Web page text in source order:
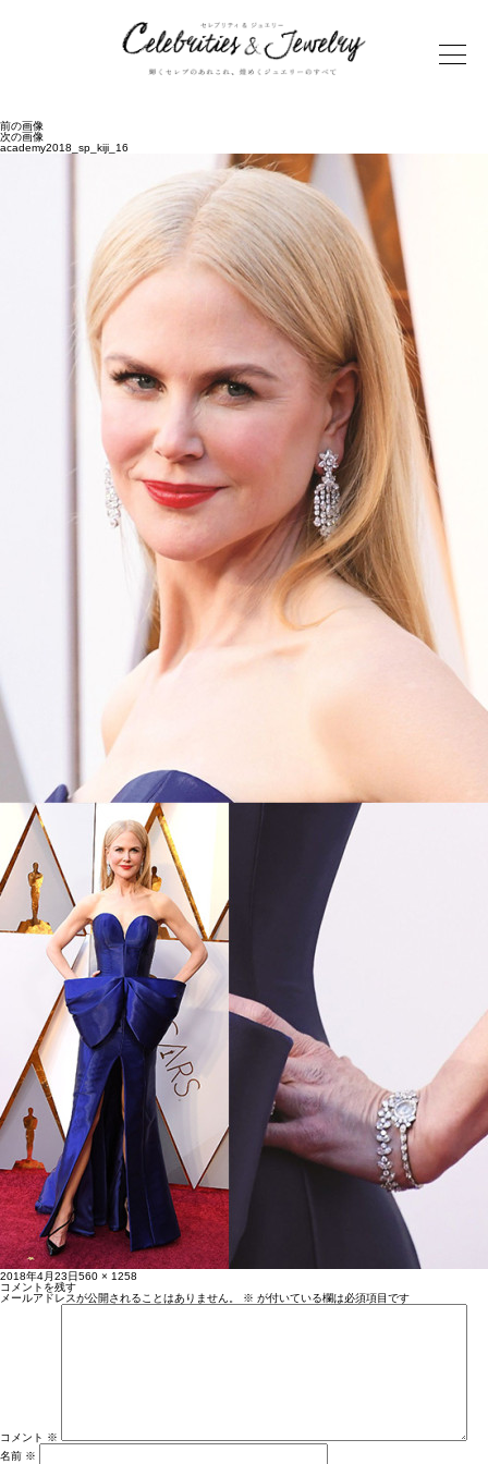
前の画像
次の画像
academy2018_sp_kiji_16
投
稿
日:
2018年4月23日フ
サ
イ
560 × 1258
コメントを残す
メールアドレスが公開されることはありません。
※ が付いている欄は必須項目です
コメント ※
名前 ※